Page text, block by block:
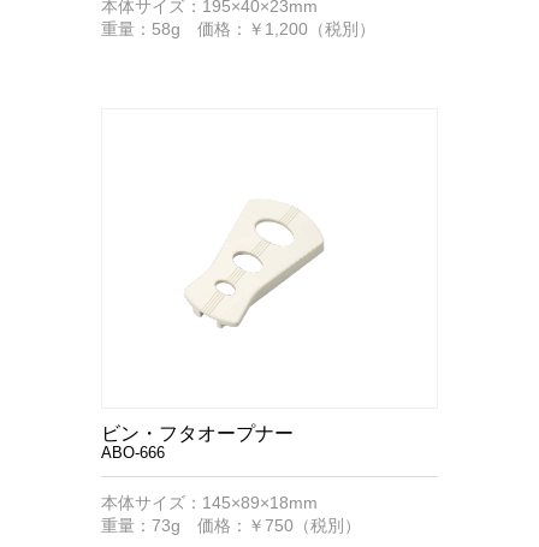
本体サイズ：195×40×23mm
重量：58g 価格：￥1,200（税別）
ビン・フタオープナー
ABO-666
本体サイズ：145×89×18mm
重量：73g 価格：￥750（税別）